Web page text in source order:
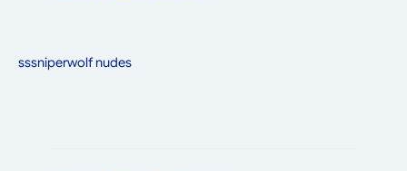
sssniperwolf nudes